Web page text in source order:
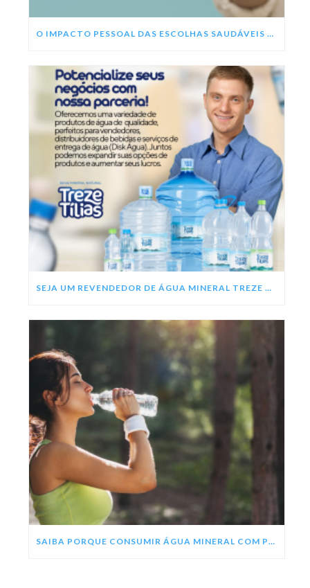
O IMPACTO PESSOAL DAS ESCOLHAS SAUDÁVEIS NESSE ANO
SEJA UM REVENDEDOR DE ÁGUA MINERAL TREZE TÍLIAS
SAIBA PORQUE CONSUMIR ÁGUA MINERAL COM PH ALCALINO